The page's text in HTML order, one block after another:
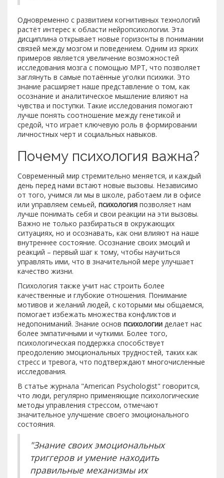
Одновременно с развитием когнитивных технологий
растёт интерес к области нейропсихологии. Эта
дисциплина открывает новые горизонты в понимании
связей между мозгом и поведением. Одним из ярких
примеров является увеличение возможностей
исследования мозга с помощью МРТ, что позволяет
заглянуть в самые потаённые уголки психики. Это
знание расширяет наше представление о том, как
осознание и аналитическое мышление влияют на
чувства и поступки. Такие исследования помогают
лучше понять соотношение между генетикой и
средой, что играет ключевую роль в формировании
личностных черт и социальных навыков.
Почему психология важна?
Современный мир стремительно меняется, и каждый
день перед нами встают новые вызовы. Независимо
от того, учимся ли мы в школе, работаем ли в офисе
или управляем семьей, психология позволяет нам
лучше понимать себя и свои реакции на эти вызовы.
Важно не только разбираться в окружающих
ситуациях, но и осознавать, как они влияют на наше
внутреннее состояние. Осознание своих эмоций и
реакций – первый шаг к тому, чтобы научиться
управлять ими, что в значительной мере улучшает
качество жизни.
Психология также учит нас строить более
качественные и глубокие отношения. Понимание
мотивов и желаний людей, с которыми мы общаемся,
помогает избежать множества конфликтов и
недопониманий. Знание основ психологии делает нас
более эмпатичными и чуткими. Более того,
психологическая поддержка способствует
преодолению эмоциональных трудностей, таких как
стресс и тревога, что подтверждают многочисленные
исследования.
В статье журнала "American Psychologist" говорится,
что люди, регулярно применяющие психологические
методы управления стрессом, отмечают
значительное улучшение своего эмоционального
состояния.
"Знание своих эмоциональных
триггеров и умение находить
правильные механизмы их